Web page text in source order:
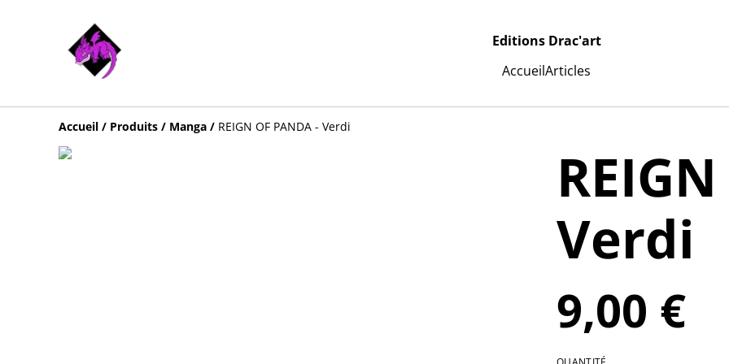
Editions Drac'art
AccueilArticles
Accueil / Produits / Manga / REIGN OF PANDA - Verdi
Verdi
9,00 €